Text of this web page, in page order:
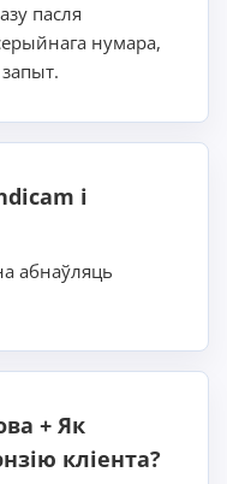
пасля
нумара,
і
абнаўляць
+ Як
кліента?